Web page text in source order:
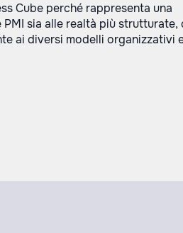
Cube perché rappresenta una
sia alle realtà più strutturate,
ai diversi modelli organizzativi